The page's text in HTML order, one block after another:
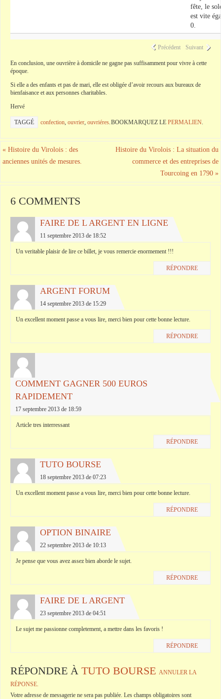
fête, le
est vite
0.
Précédent Suivant
En conclusion, une ouvrière à domicile ne gagne pas suffisamment pour vivre à cette
époque.
Si elle a des enfants et pas de mari, elle est obligée d’avoir recours aux bureaux de
bienfaisance et aux personnes charitables.
Hervé
TAGGÉ confection, ouvrier, ouvriéres.BOOKMARQUEZ LE PERMALIEN.
« Histoire du Virolois : des
anciennes unités de mesures.
Histoire du Virolois : La situation du
commerce et des entreprises de
Tourcoing en 1790 »
6 COMMENTS
FAIRE DE L ARGENT EN LIGNE
11 septembre 2013 de 18:52
Un veritable plaisir de lire ce billet, je vous remercie enormement !!!
RÉPONDRE
ARGENT FORUM
14 septembre 2013 de 15:29
Un excellent moment passe a vous lire, merci bien pour cette bonne lecture.
RÉPONDRE
COMMENT GAGNER 500 EUROS
RAPIDEMENT
17 septembre 2013 de 18:59
Article tres interressant
RÉPONDRE
TUTO BOURSE
18 septembre 2013 de 07:23
Un excellent moment passe a vous lire, merci bien pour cette bonne lecture.
RÉPONDRE
OPTION BINAIRE
22 septembre 2013 de 10:13
Je pense que vous avez assez bien aborde le sujet.
RÉPONDRE
FAIRE DE L ARGENT
23 septembre 2013 de 04:51
Le sujet me passionne completement, a mettre dans les favoris !
RÉPONDRE
RÉPONDRE À TUTO BOURSE ANNULER LA
RÉPONSE.
Votre adresse de messagerie ne sera pas publiée. Les champs obligatoires sont